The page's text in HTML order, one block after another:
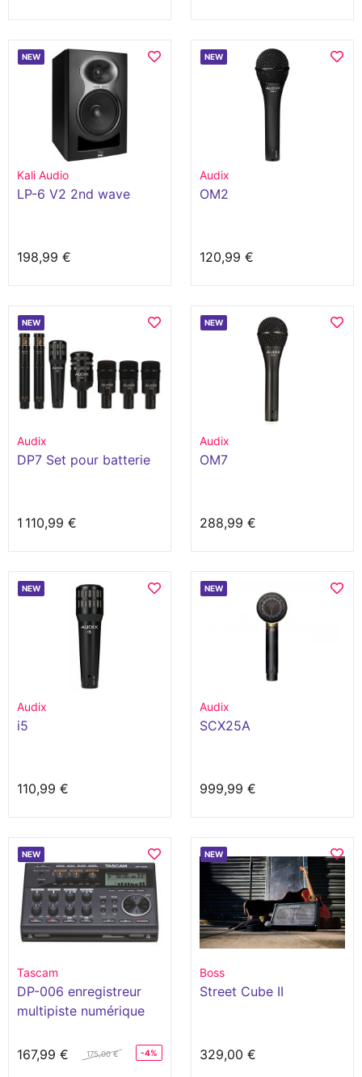
NEW
Kali Audio
LP-6 V2 2nd wave
198,99 €
NEW
Audix
OM2
120,99 €
NEW
Audix
DP7 Set pour batterie
1 110,99 €
NEW
Audix
OM7
288,99 €
NEW
Audix
i5
110,99 €
NEW
Audix
SCX25A
999,99 €
NEW
Tascam
DP-006 enregistreur
multipiste numérique
167,99 € 175,00 € -4%
NEW
Boss
Street Cube II
329,00 €